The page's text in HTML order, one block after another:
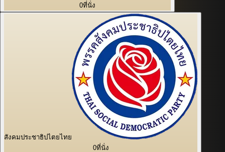
0ที่นั่ง
สังคมประชาธิปไตยไทย
0ที่นั่ง